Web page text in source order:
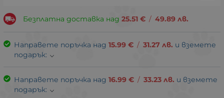
Безплатна доставка над 25.51 € / 49.89 лв.
Направете поръчка над 15.99 € / 31.27 лв. и вземете
подарък:
Направете поръчка над 16.99 € / 33.23 лв. и вземете
подарък: